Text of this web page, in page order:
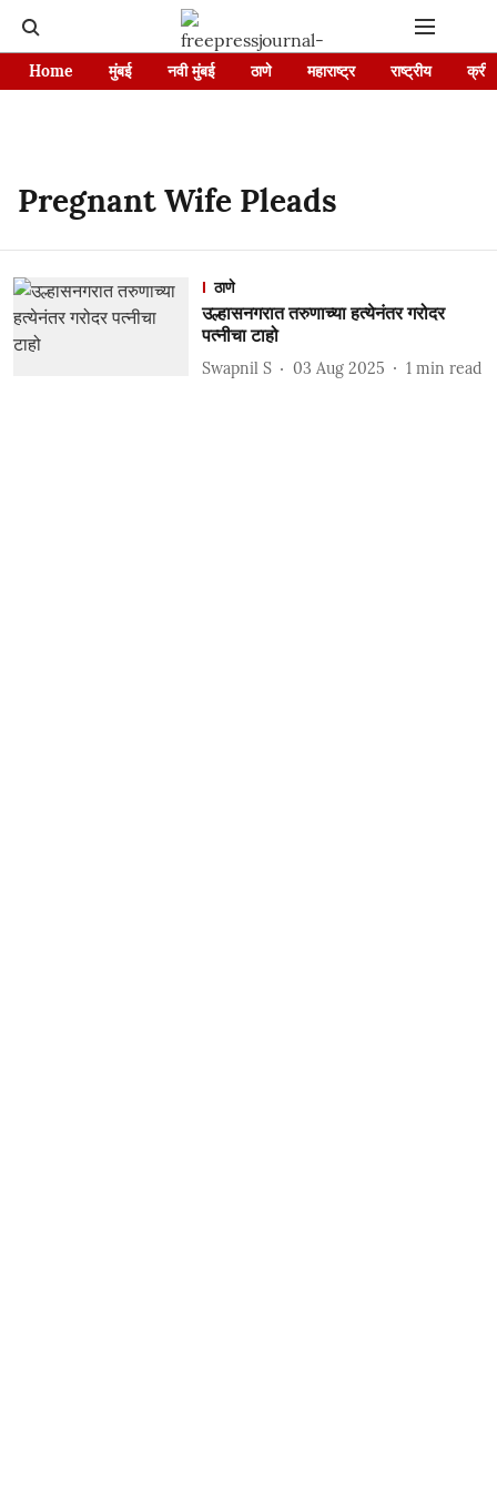
Home मुंबई नवी मुंबई ठाणे महाराष्ट्र राष्ट्रीय
Pregnant Wife Pleads
ठाणे
उल्हासनगरात तरुणाच्या हत्येनंतर गरोदर
पत्नीचा टाहो
Swapnil S 03 Aug 2025 1 min read